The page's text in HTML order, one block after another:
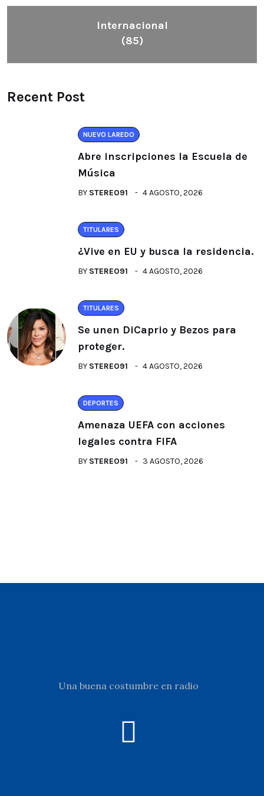
Internacional
(85)
Recent Post
NUEVO LAREDO
Abre inscripciones la Escuela de
Música
BY STEREO91 4 AGOSTO, 2026
TITULARES
¿Vive en EU y busca la residencia.
BY STEREO91 4 AGOSTO, 2026
TITULARES
Se unen DiCaprio y Bezos para
proteger.
BY STEREO91 4 AGOSTO, 2026
DEPORTES
Amenaza UEFA con acciones
legales contra FIFA
BY STEREO91 3 AGOSTO, 2026
Una buena costumbre en radio